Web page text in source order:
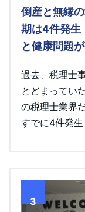
倒産と無縁
期は4件発
と健康問題
過去、税理士
とどまってい
の税理士業界
すでに4件発生
3